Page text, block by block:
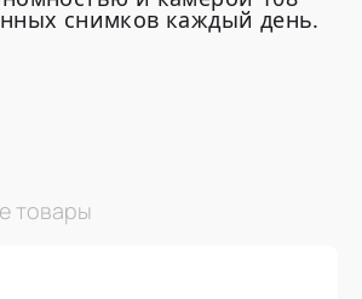
снимков каждый день.
товары